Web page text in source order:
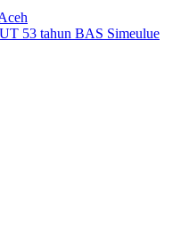
53 tahun BAS Simeulue